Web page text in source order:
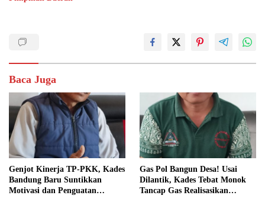
Baca Juga
Genjot Kinerja TP-PKK, Kades
Bandung Baru Suntikkan
Motivasi dan Penguatan
Gas Pol Bangun Desa! Usai
Dilantik, Kades Tebat Monok
Tancap Gas Realisasikan